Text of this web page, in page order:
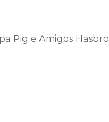
Pig e Amigos Hasbro